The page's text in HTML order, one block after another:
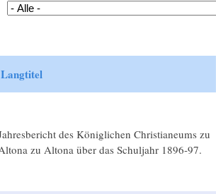
Langtitel
des Königlichen Christianeums zu
zu Altona über das Schuljahr 1896-97.